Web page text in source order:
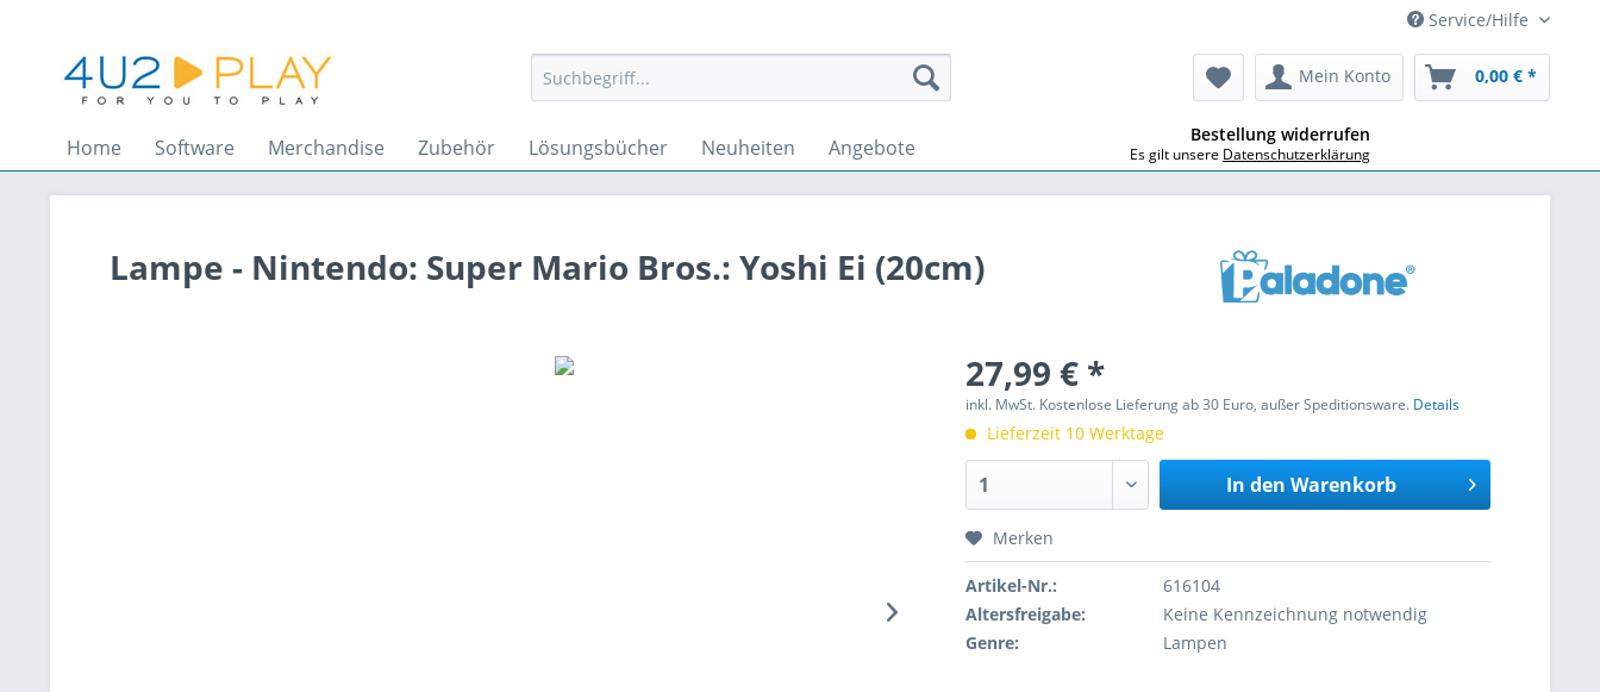
Service/Hilfe
Mein Konto 0,00 € *
Home Software Merchandise Zubehör Lösungsbücher Neuheiten Angebote
Lampe - Nintendo: Super Mario Bros.: Yoshi Ei (20cm)
27,99 € *
inkl. MwSt. Kostenlose Lieferung ab 30 Euro, außer Speditionsware. Details
Lieferzeit 10 Werktage
In den Warenkorb
Merken
Artikel-Nr.:
616104
Altersfreigabe:
Keine Kennzeichnung notwendig
Genre:
Lampen
Bestellung widerrufen
Es gilt unsere Datenschutzerklärung